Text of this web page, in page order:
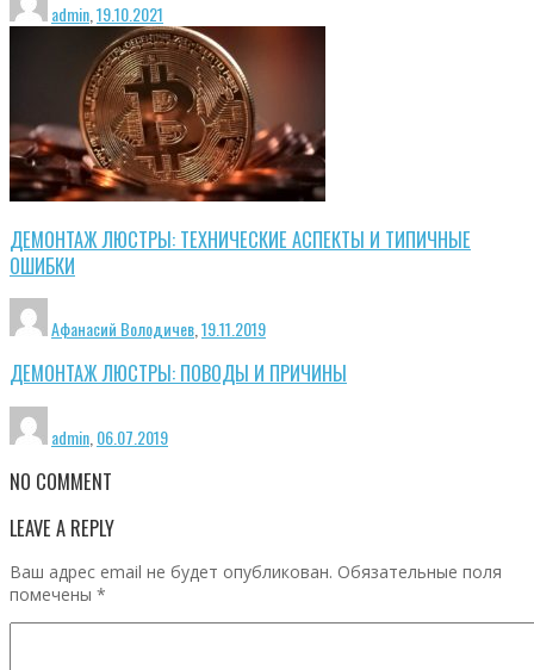
admin,19.10.2021
ДЕМОНТАЖ ЛЮСТРЫ: ТЕХНИЧЕСКИЕ АСПЕКТЫ И ТИПИЧНЫЕ
ОШИБКИ
Афанасий Володичев 19.11.2019
ДЕМОНТАЖ ЛЮСТРЫ: ПОВОДЫ И ПРИЧИНЫ
admin 06.07.2019
NO COMMENT
LEAVE A REPLY
Ваш адрес email не будет опубликован. Обязательные поля
помечены *